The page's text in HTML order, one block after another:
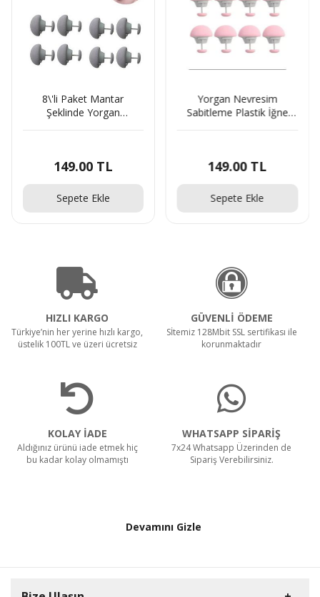
8\'li Paket Mantar
Şeklinde Yorgan
149.00 TL
Sepete Ekle
Yorgan Nevresim
Sabitleme Plastik İğne
149.00 TL
Sepete Ekle
HIZLI KARGO
Türkiye’nin her yerine hızlı kargo,
üstelik 100TL ve üzeri ücretsiz
GÜVENLİ ÖDEME
Sİtemiz 128Mbit SSL sertifikası ile
korunmaktadır
KOLAY İADE
Aldığınız ürünü iade etmek hiç
bu kadar kolay olmamıştı
WHATSAPP SİPARİŞ
7x24 Whatsapp Üzerinden de
Sipariş Verebilirsiniz.
Devamını Gizle